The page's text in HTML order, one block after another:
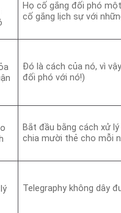
Họ cố gắng đối phó
cố gắng lịch sự với
Đó là cách của nó, vì
đối phó với nó!)
Bắt đầu bằng cách xử
chia mười thẻ cho mỗi
Telegraphy không dây